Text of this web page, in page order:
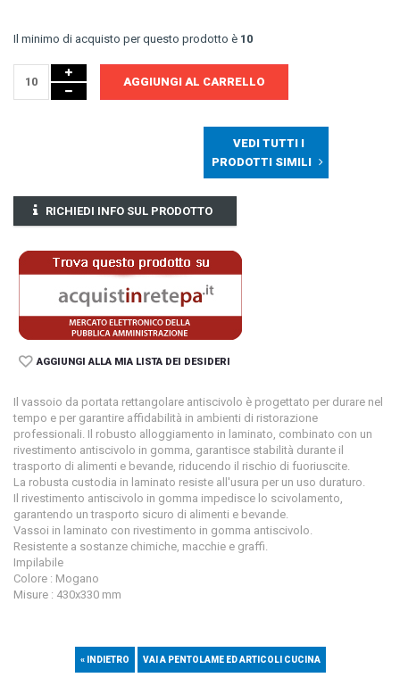
Il minimo di acquisto per questo prodotto è 10
AGGIUNGI AL CARRELLO
VEDI TUTTI I
PRODOTTI SIMILI
RICHIEDI INFO SUL PRODOTTO
AGGIUNGI ALLA MIA LISTA DEI DESIDERI
Il vassoio da portata rettangolare antiscivolo è progettato per durare nel
tempo e per garantire affidabilità in ambienti di ristorazione
professionali. Il robusto alloggiamento in laminato, combinato con un
rivestimento antiscivolo in gomma, garantisce stabilità durante il
trasporto di alimenti e bevande, riducendo il rischio di fuoriuscite.
La robusta custodia in laminato resiste all'usura per un uso duraturo.
Il rivestimento antiscivolo in gomma impedisce lo scivolamento,
garantendo un trasporto sicuro di alimenti e bevande.
Vassoi in laminato con rivestimento in gomma antiscivolo.
Resistente a sostanze chimiche, macchie e graffi.
Impilabile
Colore : Mogano
Misure : 430x330 mm
« INDIETRO VAI A PENTOLAME ED ARTICOLI CUCINA